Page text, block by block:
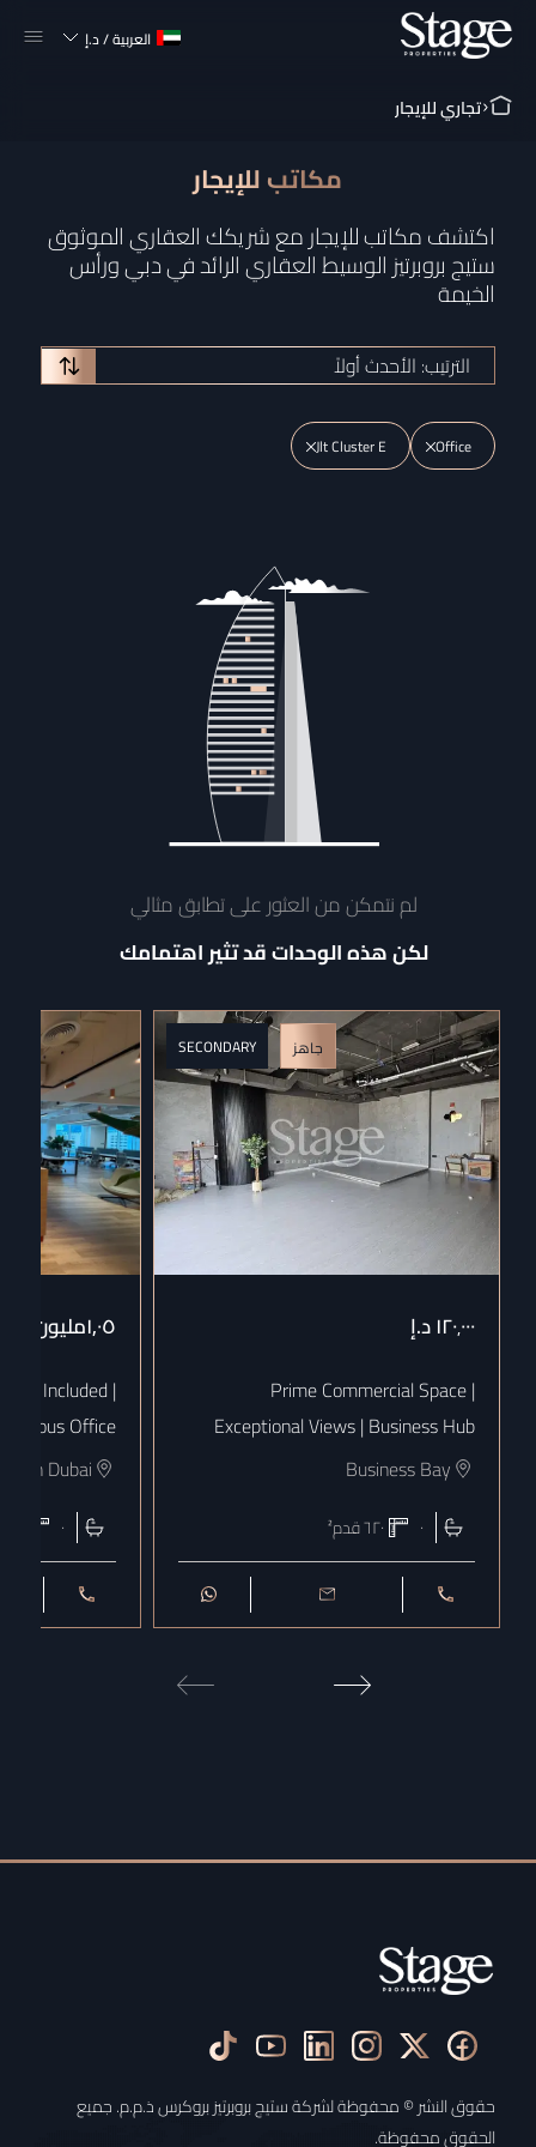
العربية/د.إ
تجاري للإيجار
مكاتب للإيجار
اكتشف مكاتب للإيجار مع شريكك العقاري الموثوق
ستيج بروبرتيز الوسيط العقاري الرائد في دبي ورأس
الخيمة
الترتيب: الأحدث أولاً
Office
Jlt Cluster E
لم نتمكن من العثور على تطابق مثالي
لكن هذه الوحدات قد تثير اهتمامك
جاهز SECONDARY
١٢٠٬٠٠٠د.إ
Prime Commercial Space |
Exceptional Views | Business Hub
Business Bay
٠ ٦٢٠قدم²
١٫٠٥مليون
Included |
Office
Dubai
٠
حقوق النشر © محفوظة لشركة ستيج بروبرتيز بروكرس ذ.م.م. جميع
الحقوق محفوظة.